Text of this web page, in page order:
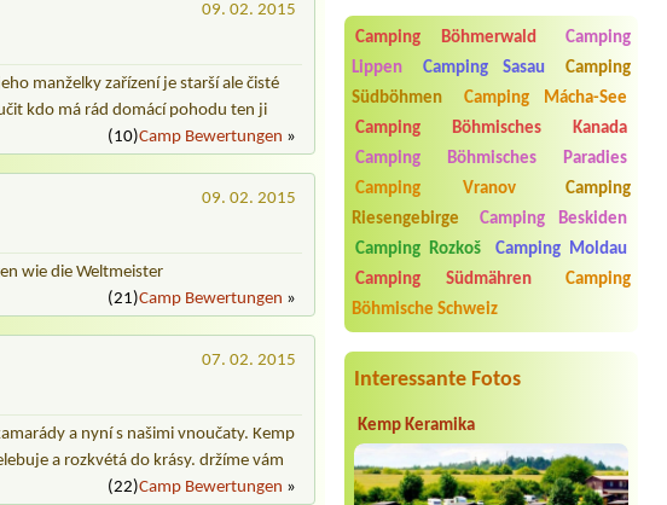
01 x obytná dodávka
Termin ab 2026-07-30 |Camp Pálava -
Nové Mlýny
3 místa pro stany + 4 dospělí + 4 děti
Osek
Hütte 2 Personen 2 hunde
Termin ab 2026-08-03 |Kemp
Western
Termin ab 2026-08-06 |
DACHOVA
1 Zelt 1 Person
Camping Böhmerwald
Camping
Lippen
Camping Sasau
Camping
Südböhmen
Camping Mácha-See
Camping Böhmisches Kanada
Camping Böhmisches Paradies
Camping Vranov
Camping
Riesengebirge
Camping Beskiden
Camping Rozkoš
Camping Moldau
Camping Südmähren
Camping
Böhmische Schweiz
Interessante Fotos
Kemp Keramika
09. 02. 2015
manželky zařízení je starší ale čisté
kdo má rád domácí pohodu ten ji
(10)Camp Bewertungen »
09. 02. 2015
wie die Weltmeister
(21)Camp Bewertungen »
07. 02. 2015
a nyní s našimi vnoučaty. Kemp
a rozkvétá do krásy. držíme vám
(22)Camp Bewertungen »